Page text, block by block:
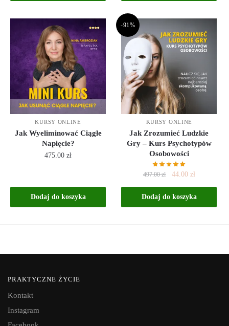
KURSY ONLINE
Jak Wyeliminować Ciągłe
Napięcie?
475.00zł
Dodaj do koszyka
-91%
KURSY ONLINE
Jak Zrozumieć Ludzkie
Gry – Kurs Psychotypów
Osobowości
497.00zł 44.00 zł
Dodaj do koszyka
PRAKTYCZNE ŻYCIE
Kontakt
Instagram